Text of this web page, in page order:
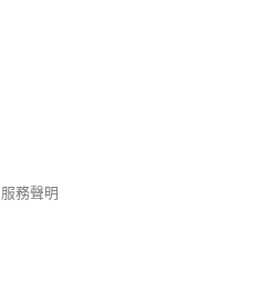
服務聲明